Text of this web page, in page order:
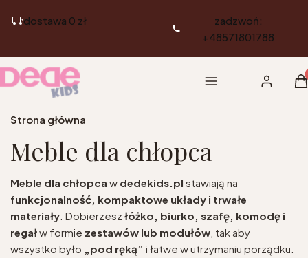
dostawa 0 zł
zadzwoń:
+48571801788
Menu Zaloguj się
Strona główna
Meble dla chłopca
Meble dla chłopca w dedekids.pl stawiają na
funkcjonalność, kompaktowe układy i trwałe
materiały . Dobierzesz łóżko, biurko, szafę, komodę i
regałw formie zestawów lub modułów , tak aby
wszystko było „pod ręką” i łatwe w utrzymaniu porządku.